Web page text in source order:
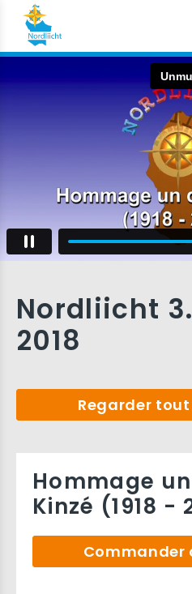
Nordliicht
2018
Regarder
Hommage
Kinzé (1918 -
Commander